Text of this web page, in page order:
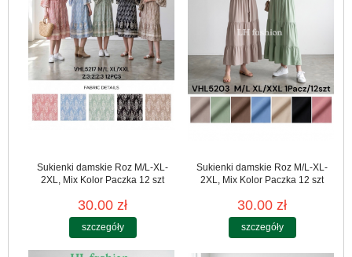
Sukienki damskie Roz M/L-XL-
2XL, Mix Kolor Paczka 12 szt
30.00 zł
szczegóły
Sukienki damskie Roz M/L-XL-
2XL, Mix Kolor Paczka 12 szt
30.00 zł
szczegóły